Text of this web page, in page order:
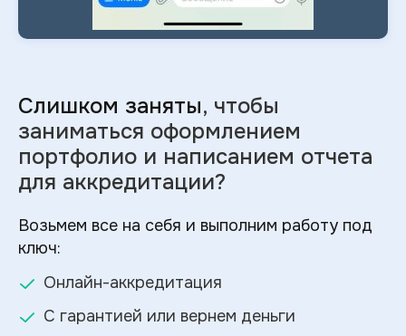
Слишком заняты, чтобы
заниматься оформлением
портфолио и написанием отчета
для аккредитации?
Возьмем все на себя и выполним работу под
ключ:
Онлайн-аккредитация
С гарантией или вернем деньги